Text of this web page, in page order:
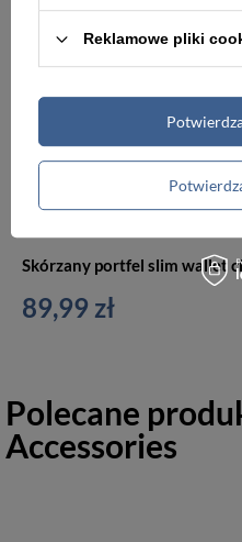
89,99 zł
Polecane
Accessories
Reklamowe pliki